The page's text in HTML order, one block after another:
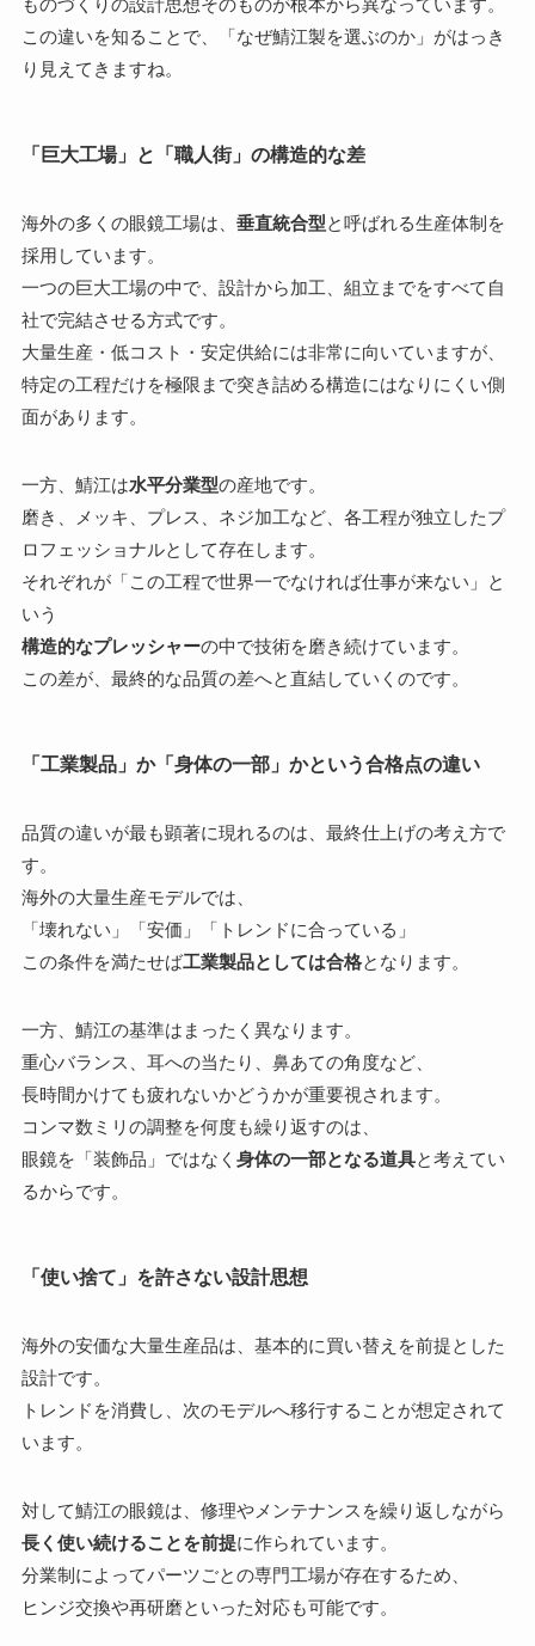
この違いを知ることで、「なぜ鯖江製を選ぶのか」がはっき
り見えてきますね。
「巨大工場」と「職人街」の構造的な差
海外の多くの眼鏡工場は、 垂直統合型と呼ばれる生産体制を
採用しています。
一つの巨大工場の中で、設計から加工、組立までをすべて自
社で完結させる方式です。
大量生産・低コスト・安定供給には非常に向いていますが、
特定の工程だけを極限まで突き詰める構造にはなりにくい側
面があります。
一方、鯖江は水平分業型の産地です。
磨き、メッキ、プレス、ネジ加工など、各工程が独立したプ
ロフェッショナルとして存在します。
それぞれが「この工程で世界一でなければ仕事が来ない」と
いう
構造的なプレッシャーの中で技術を磨き続けています。
この差が、最終的な品質の差へと直結していくのです。
「工業製品」か「身体の一部」かという合格点の違い
品質の違いが最も顕著に現れるのは、最終仕上げの考え方で
す。
海外の大量生産モデルでは、
「壊れない」「安価」「トレンドに合っている」
この条件を満たせば工業製品としては合格となります。
一方、鯖江の基準はまったく異なります。
重心バランス、耳への当たり、鼻あての角度など、
長時間かけても疲れないかどうかが重要視されます。
コンマ数ミリの調整を何度も繰り返すのは、
眼鏡を「装飾品」ではなく 身体の一部となる道具と考えてい
るからです。
「使い捨て」を許さない設計思想
海外の安価な大量生産品は、基本的に買い替えを前提とした
設計です。
トレンドを消費し、次のモデルへ移行することが想定されて
います。
対して鯖江の眼鏡は、修理やメンテナンスを繰り返しながら
長く使い続けることを前提に作られています。
分業制によってパーツごとの専門工場が存在するため、
ヒンジ交換や再研磨といった対応も可能です。